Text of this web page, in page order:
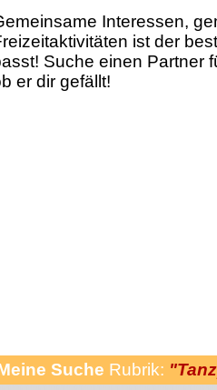
Interessen,
ist der
Suche einen Partner
er dir gefällt!
Suche Rubrik: